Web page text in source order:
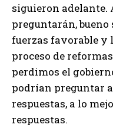
siguieron adelante.
preguntarán,
fuerzas favorable y
proceso de
perdimos el
podrían preguntar
respuestas, a lo
respuestas.